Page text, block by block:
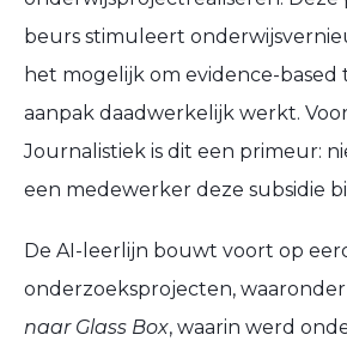
beurs stimuleert
het mogelijk om evidence-based
aanpak daadwerkelijk werkt.
Journalistiek is dit een primeur:
een medewerker deze subsidie
De AI-leerlijn bouwt voort op
onderzoeksprojecten, waaronder
naar Glass Box, waarin werd